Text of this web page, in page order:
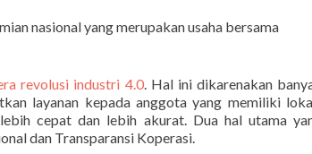
nasional yang merupakan usaha bersama
revolusi industri 4.0. Hal ini dikarenakan
layanan kepada anggota yang memiliki
cepat dan lebih akurat. Dua hal utama
dan Transparansi Koperasi.